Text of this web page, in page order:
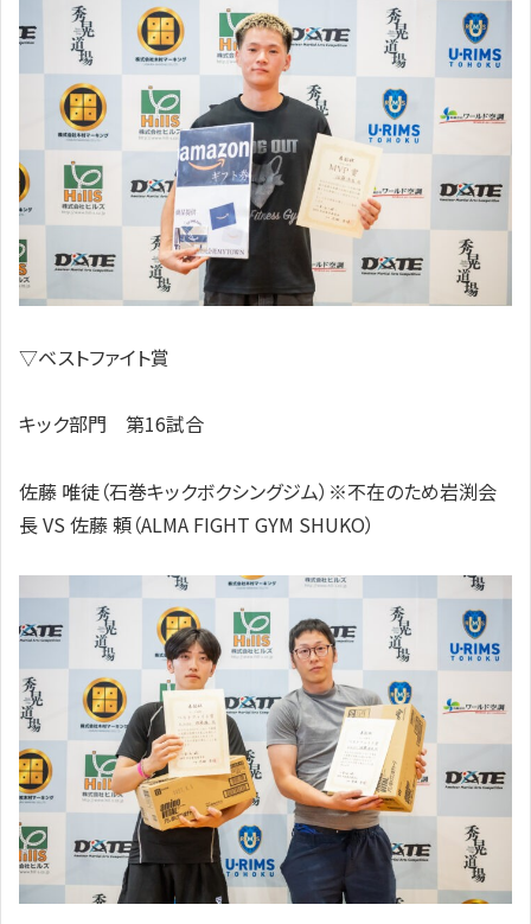
▽ベストファイト賞
キック部門 第16試合
佐藤 唯徒（石巻キックボクシングジム）※不在のため岩渕会
長 VS 佐藤 頼（ALMA FIGHT GYM SHUKO）